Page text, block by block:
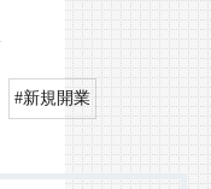
#新規開業